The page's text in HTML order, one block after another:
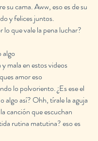
su cama. Aww, eso es de su
y felices juntos.
lo que vale la pena luchar?
algo
mala en estos videos
amor eso
lo polvoriento. ¿Es ese el
algo así? Ohh, tírale la aguja
canción que escuchan
rutina matutina? eso es